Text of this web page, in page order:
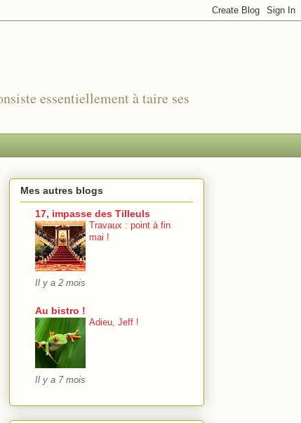
essentiellement à taire ses
Mes autres blogs
17, impasse des Tilleuls
Travaux : point à fin
mai !
Il y a 2 mois
Au bistro !
Adieu, Jeff !
Il y a 7 mois